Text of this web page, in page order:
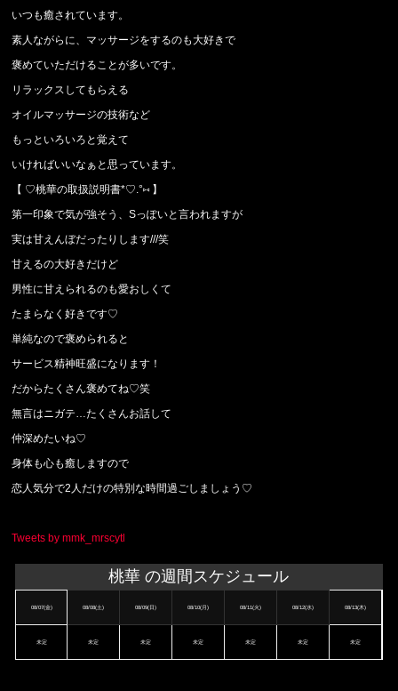
いつも癒されています。
素人ながらに、マッサージをするのも大好きで
褒めていただけることが多いです。
リラックスしてもらえる
オイルマッサージの技術など
もっといろいろと覚えて
いければいいなぁと思っています。
【 ♡桃華の取扱説明書*♡.°⑅ 】
第一印象で気が強そう、 Sっぽいと言われますが
実は甘えんぼだったりします///笑
甘えるの大好きだけど
男性に甘えられるのも愛おしくて
たまらなく好きです♡
単純なので褒められると
サービス精神旺盛になります！
だからたくさん褒めてね♡笑
無言はニガテ…たくさんお話して
仲深めたいね♡
身体も心も癒しますので
恋人気分で2 人だけの特別な時間過ごしましょう ♡
Tweets by mmk_mrscytl
桃華 の週間スケジュール
08/07(金) 08/08(土) 08/09(日) 08/10(月) 08/11(火) 08/12(水) 08/13(木)
未定 未定 未定 未定 未定 未定 未定